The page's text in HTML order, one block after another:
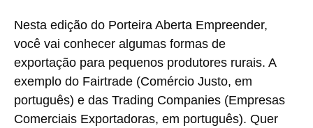
Nesta edição do Porteira Aberta Empreender,
você vai conhecer algumas formas de
exportação para pequenos produtores rurais. A
exemplo do Fairtrade (Comércio Justo, em
português) e das Trading Companies (Empresas
Comerciais Exportadoras, em português). Quer